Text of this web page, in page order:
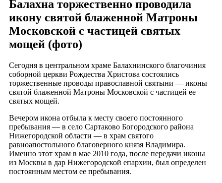
Балахна торжественно проводила
икону святой блаженной Матроны
Московской с частицей святых
мощей (фото)
Сегодня в центральном храме Балахнинского благочиния
соборной церкви Рождества Христова состоялись
торжественные проводы православной святыни — иконы
святой блаженной Матроны Московской с частицей ее
святых мощей.
Вечером икона отбыла к месту своего постоянного
пребывания — в село Сартаково Богородского района
Нижегородской области — в храм святого
равноапостольного благоверного князя Владимира.
Именно этот храм в мае 2010 года, после передачи иконы
из Москвы в дар Нижегородской епархии, был определен
постоянным местом ее пребывания.